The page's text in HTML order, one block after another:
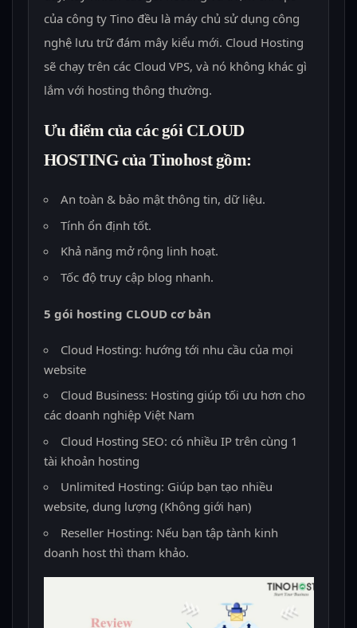
của công ty Tino đều là máy chủ sử dụng công
nghệ lưu trữ đám mây kiểu mới. Cloud Hosting
sẽ chạy trên các Cloud VPS, và nó không khác gì
lắm với hosting thông thường.
Ưu điểm của các gói CLOUD
HOSTING của Tinohost gồm:
An toàn & bảo mật thông tin, dữ liệu.
Tính ổn định tốt.
Khả năng mở rộng linh hoạt.
Tốc độ truy cập blog nhanh.
5 gói hosting CLOUD cơ bản
Cloud Hosting: hướng tới nhu cầu của mọi
website
Cloud Business: Hosting giúp tối ưu hơn cho
các doanh nghiệp Việt Nam
Cloud Hosting SEO: có nhiều IP trên cùng 1
tài khoản hosting
Unlimited Hosting: Giúp bạn tạo nhiều
website, dung lượng (Không giới hạn)
Reseller Hosting: Nếu bạn tập tành kinh
doanh host thì tham khảo.